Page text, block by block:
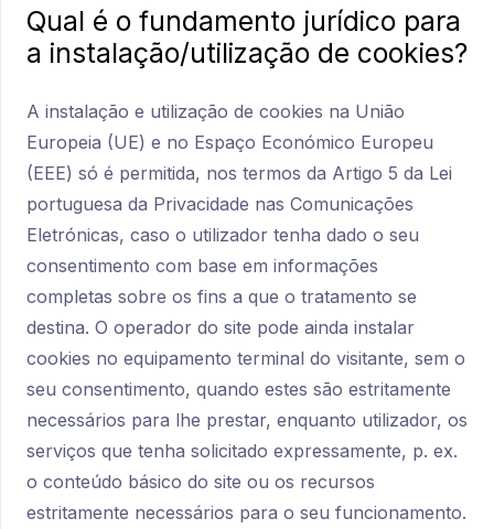
Qual é o fundamento jurídico para
a instalação/utilização de cookies?
A instalação e utilização de cookies na União
Europeia (UE) e no Espaço Económico Europeu
(EEE) só é permitida, nos termos da Artigo 5 da Lei
portuguesa da Privacidade nas Comunicações
Eletrónicas, caso o utilizador tenha dado o seu
consentimento com base em informações
completas sobre os fins a que o tratamento se
destina. O operador do site pode ainda instalar
cookies no equipamento terminal do visitante, sem o
seu consentimento, quando estes são estritamente
necessários para lhe prestar, enquanto utilizador, os
serviços que tenha solicitado expressamente, p. ex.
o conteúdo básico do site ou os recursos
estritamente necessários para o seu funcionamento.